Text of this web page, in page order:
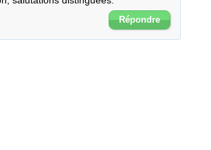
Répondre